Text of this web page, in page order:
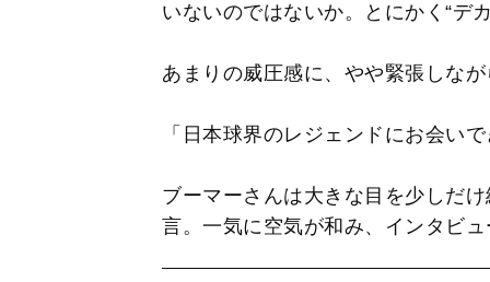
いないのではないか。とにかく“デ
あまりの威圧感に、やや緊張しな
「日本球界のレジェンドにお会い
ブーマーさんは大きな目を少しだ
言。一気に空気が和み、インタビ